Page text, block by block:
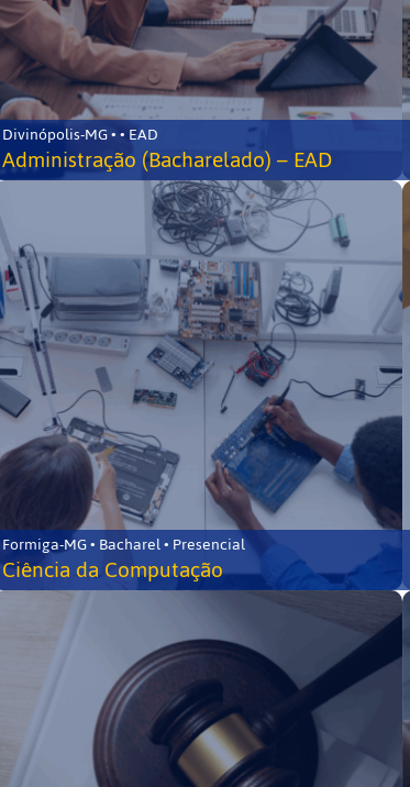
Divinópolis-MG • • EAD
Administração (Bacharelado) – EAD
Formiga-MG • Bacharel • Presencial
Ciência da Computação